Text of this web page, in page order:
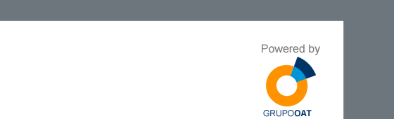
Adherencia –
Cronicidad –
Adherencia – Cronicidad – Pacientes